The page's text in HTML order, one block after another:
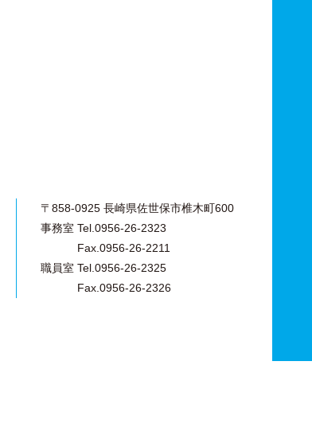
〒858-0925 長崎県佐世保市椎木町600
事務室 Tel.0956-26-2323
Fax.0956-26-2211
職員室 Tel.0956-26-2325
Fax.0956-26-2326